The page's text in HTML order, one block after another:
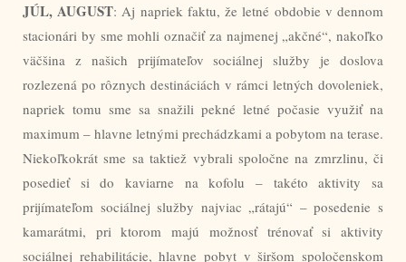
JÚL, AUGUST: Aj napriek faktu, že letné obdobie v dennom
stacionári by sme mohli označiť za najmenej „akčné“, nakoľko
väčšina z našich prijímateľov sociálnej služby je doslova
rozlezená po rôznych destináciách v rámci letných dovoleniek,
napriek tomu sme sa snažili pekné letné počasie využiť na
maximum – hlavne letnými prechádzkami a pobytom na terase.
Niekoľkokrát sme sa taktiež vybrali spoločne na zmrzlinu, či
posedieť si do kaviarne na kofolu – takéto aktivity sa
prijímateľom sociálnej služby najviac „rátajú“ – posedenie s
kamarátmi, pri ktorom majú možnosť trénovať si aktivity
sociálnej rehabilitácie, hlavne pobyt v širšom spoločenskom